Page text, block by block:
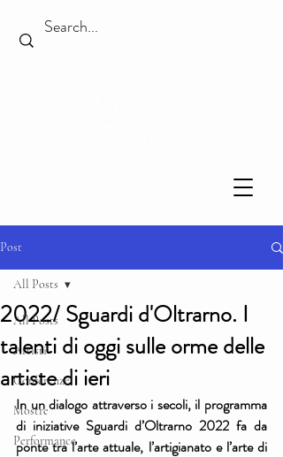
Post
All Posts
Artisti
Conferenze
Mostre
Performance
All Posts
2022/ Sguardi d'Oltrarno. I
talenti di oggi sulle orme delle
artiste di ieri
In un dialogo attraverso i secoli, il programma
di iniziative Sguardi d’Oltrarno 2022 fa da
ponte tra l’arte attuale, l’artigianato e l’arte di